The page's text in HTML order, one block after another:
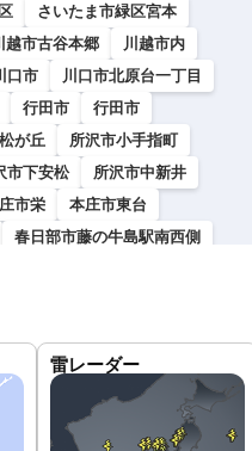
さいたま市緑区宮本
越市古谷本郷
川越市内
口市
川口市北原台一丁目
行田市
行田市
が丘
所沢市小手指町
市下安松
所沢市中新井
市栄
本庄市東台
春日部市藤の牛島駅南西側
埼玉県戸田市
畑中3
新座市西堀
喜市下早見
雷レーダー